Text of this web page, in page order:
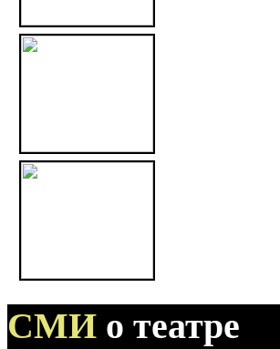
СМИ о театре